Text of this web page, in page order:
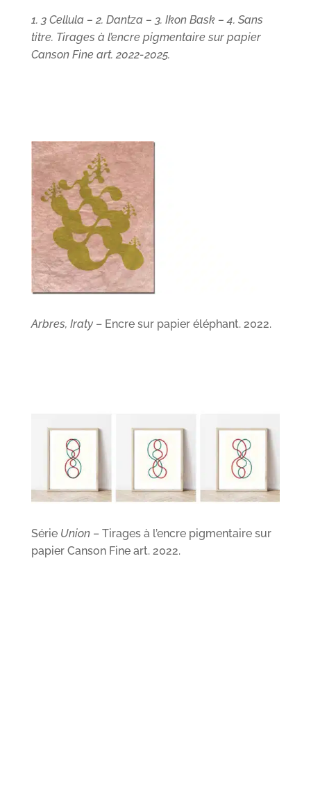
1. 3 Cellula – 2. Dantza – 3. Ikon Bask – 4. Sans
titre. Tirages à l’encre pigmentaire sur papier
Canson Fine art. 2022-2025.
Arbres, Iraty– Encre sur papier éléphant. 2022.
SérieUnion– Tirages à l’encre pigmentaire sur
papier Canson Fine art. 2022.